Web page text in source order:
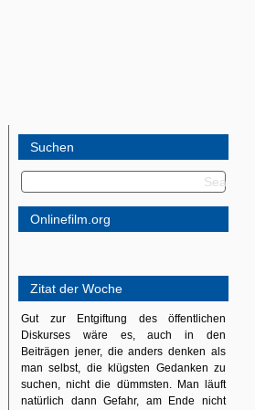
Suchen
Onlinefilm.org
Zitat der Woche
Gut zur Entgiftung des öffentlichen
Diskurses wäre es, auch in den
Beiträgen jener, die anders denken als
man selbst, die klügsten Gedanken zu
suchen, nicht die dümmsten. Man läuft
natürlich dann Gefahr, am Ende nicht